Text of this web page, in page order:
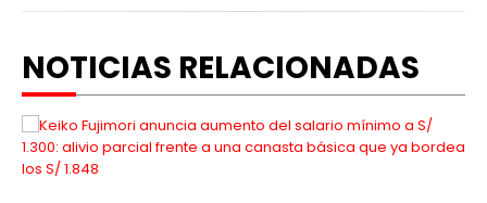
NOTICIAS RELACIONADAS